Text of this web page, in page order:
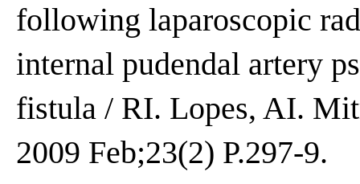
following laparoscopic
internal pudendal artery
fistula / RI. Lopes, AI.
2009 Feb;23(2) P.297-9.